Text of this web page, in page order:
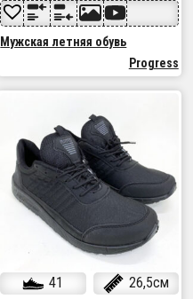
Мужская летняя обувь
Progress
41
26,5см